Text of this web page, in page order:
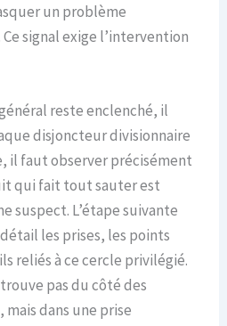
un problème
signal exige l’intervention
reste enclenché, il
disjoncteur divisionnaire
il faut observer précisément
qui fait tout sauter est
suspect. L’étape suivante
les prises, les points
reliés à ce cercle privilégié.
pas du côté des
dans une prise